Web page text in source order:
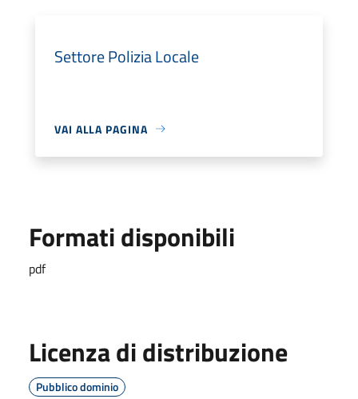
Settore Polizia Locale
VAI ALLA PAGINA
Formati disponibili
pdf
Licenza di distribuzione
Pubblico dominio